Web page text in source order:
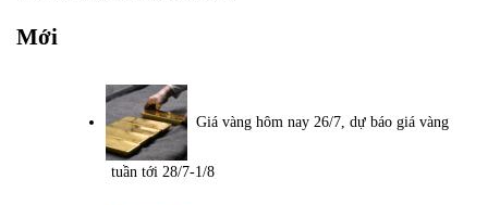
Mới
Giá vàng hôm nay 26/7, dự báo giá vàng
tuần tới 28/7-1/8